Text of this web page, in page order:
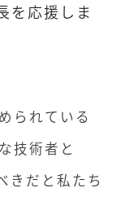
を応援しま
られている
技術者と
きだと私たち